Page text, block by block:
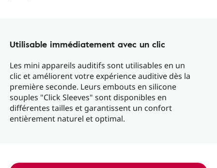
Utilisable immédiatement avec un clic
Les mini appareils auditifs sont utilisables en un
clic et améliorent votre expérience auditive dès la
première seconde. Leurs embouts en silicone
souples "Click Sleeves" sont disponibles en
différentes tailles et garantissent un confort
entièrement naturel et optimal.